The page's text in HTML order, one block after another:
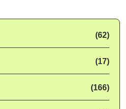
(62)
(17)
(166)